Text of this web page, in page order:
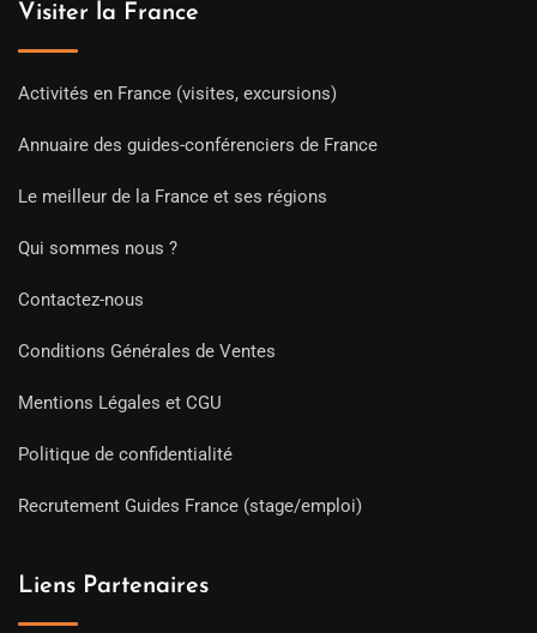
Visiter la France
Activités en France (visites, excursions)
Annuaire des guides-conférenciers de France
Le meilleur de la France et ses régions
Qui sommes nous ?
Contactez-nous
Conditions Générales de Ventes
Mentions Légales et CGU
Politique de confidentialité
Recrutement Guides France (stage/emploi)
Liens Partenaires